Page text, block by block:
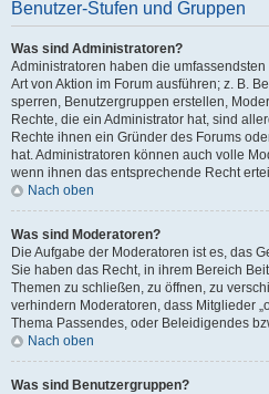
Benutzer-Stufen und Gruppen
Was sind Administratoren?
Administratoren haben die
Art von Aktion im Forum ausführen; z. B.
sperren, Benutzergruppen erstellen,
Rechte, die ein Administrator hat, sind
Rechte ihnen ein Gründer des Forums
hat. Administratoren können auch volle
wenn ihnen das entsprechende Recht
Nach oben
Was sind Moderatoren?
Die Aufgabe der Moderatoren ist es, das
Sie haben das Recht, in ihrem Bereich
Themen zu schließen, zu öffnen, zu
verhindern Moderatoren, dass Mitglieder
Thema Passendes, oder Beleidigendes
Nach oben
Was sind Benutzergruppen?